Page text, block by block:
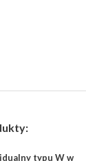
typu W w